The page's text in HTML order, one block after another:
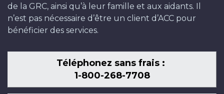
de la GRC, ainsi qu’à leur famille et aux aidants. Il
n’est pas nécessaire d’être un client d’ACC pour
bénéficier des services.
Téléphonez sans frais :
1-800-268-7708